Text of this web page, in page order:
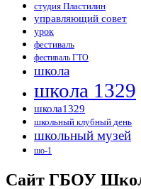
студия Пластилин
управляющий совет
урок
фестиваль
фестиваль ГТО
школа
школа 1329
школа1329
школьный клубный день
школьный музей
шо-1
Сайт ГБОУ